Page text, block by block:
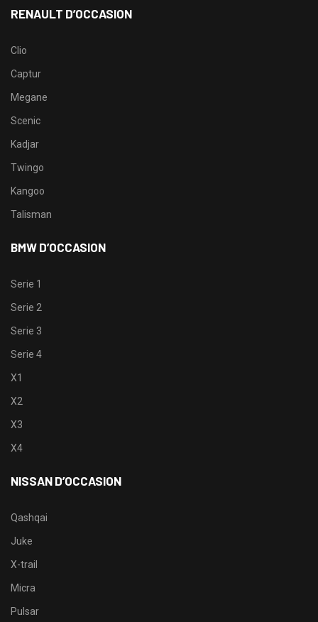
RENAULT D’OCCASION
Clio
Captur
Megane
Scenic
Kadjar
Twingo
Kangoo
Talisman
BMW D’OCCASION
Serie 1
Serie 2
Serie 3
Serie 4
X1
X2
X3
X4
NISSAN D’OCCASION
Qashqai
Juke
X-trail
Micra
Pulsar